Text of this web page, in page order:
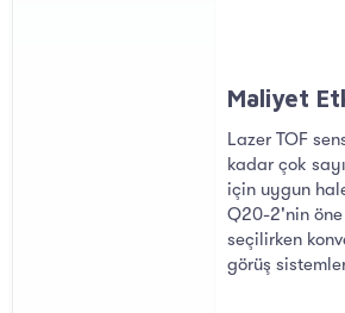
Maliyet
Lazer TOF
kadar çok
için uygun
Q20-2'nin
seçilirken
görüş